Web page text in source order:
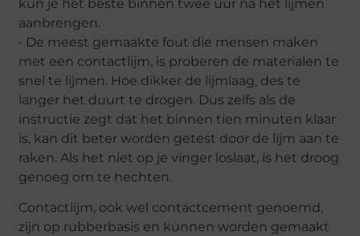
kun je het beste binnen twee uur na het lijmen
aanbrengen.
• De meest gemaakte fout die mensen maken
met een contactlijm, is proberen de materialen te
snel te lijmen. Hoe dikker de lijmlaag, des te
langer het duurt te drogen. Dus zelfs als de
instructie zegt dat het binnen tien minuten klaar
is, kan dit beter worden getest door de lijm aan te
raken. Als het niet op je vinger loslaat, is het droog
genoeg om te hechten.
Contactlijm, ook wel contactcement genoemd,
zijn op rubberbasis en kunnen worden gemaakt